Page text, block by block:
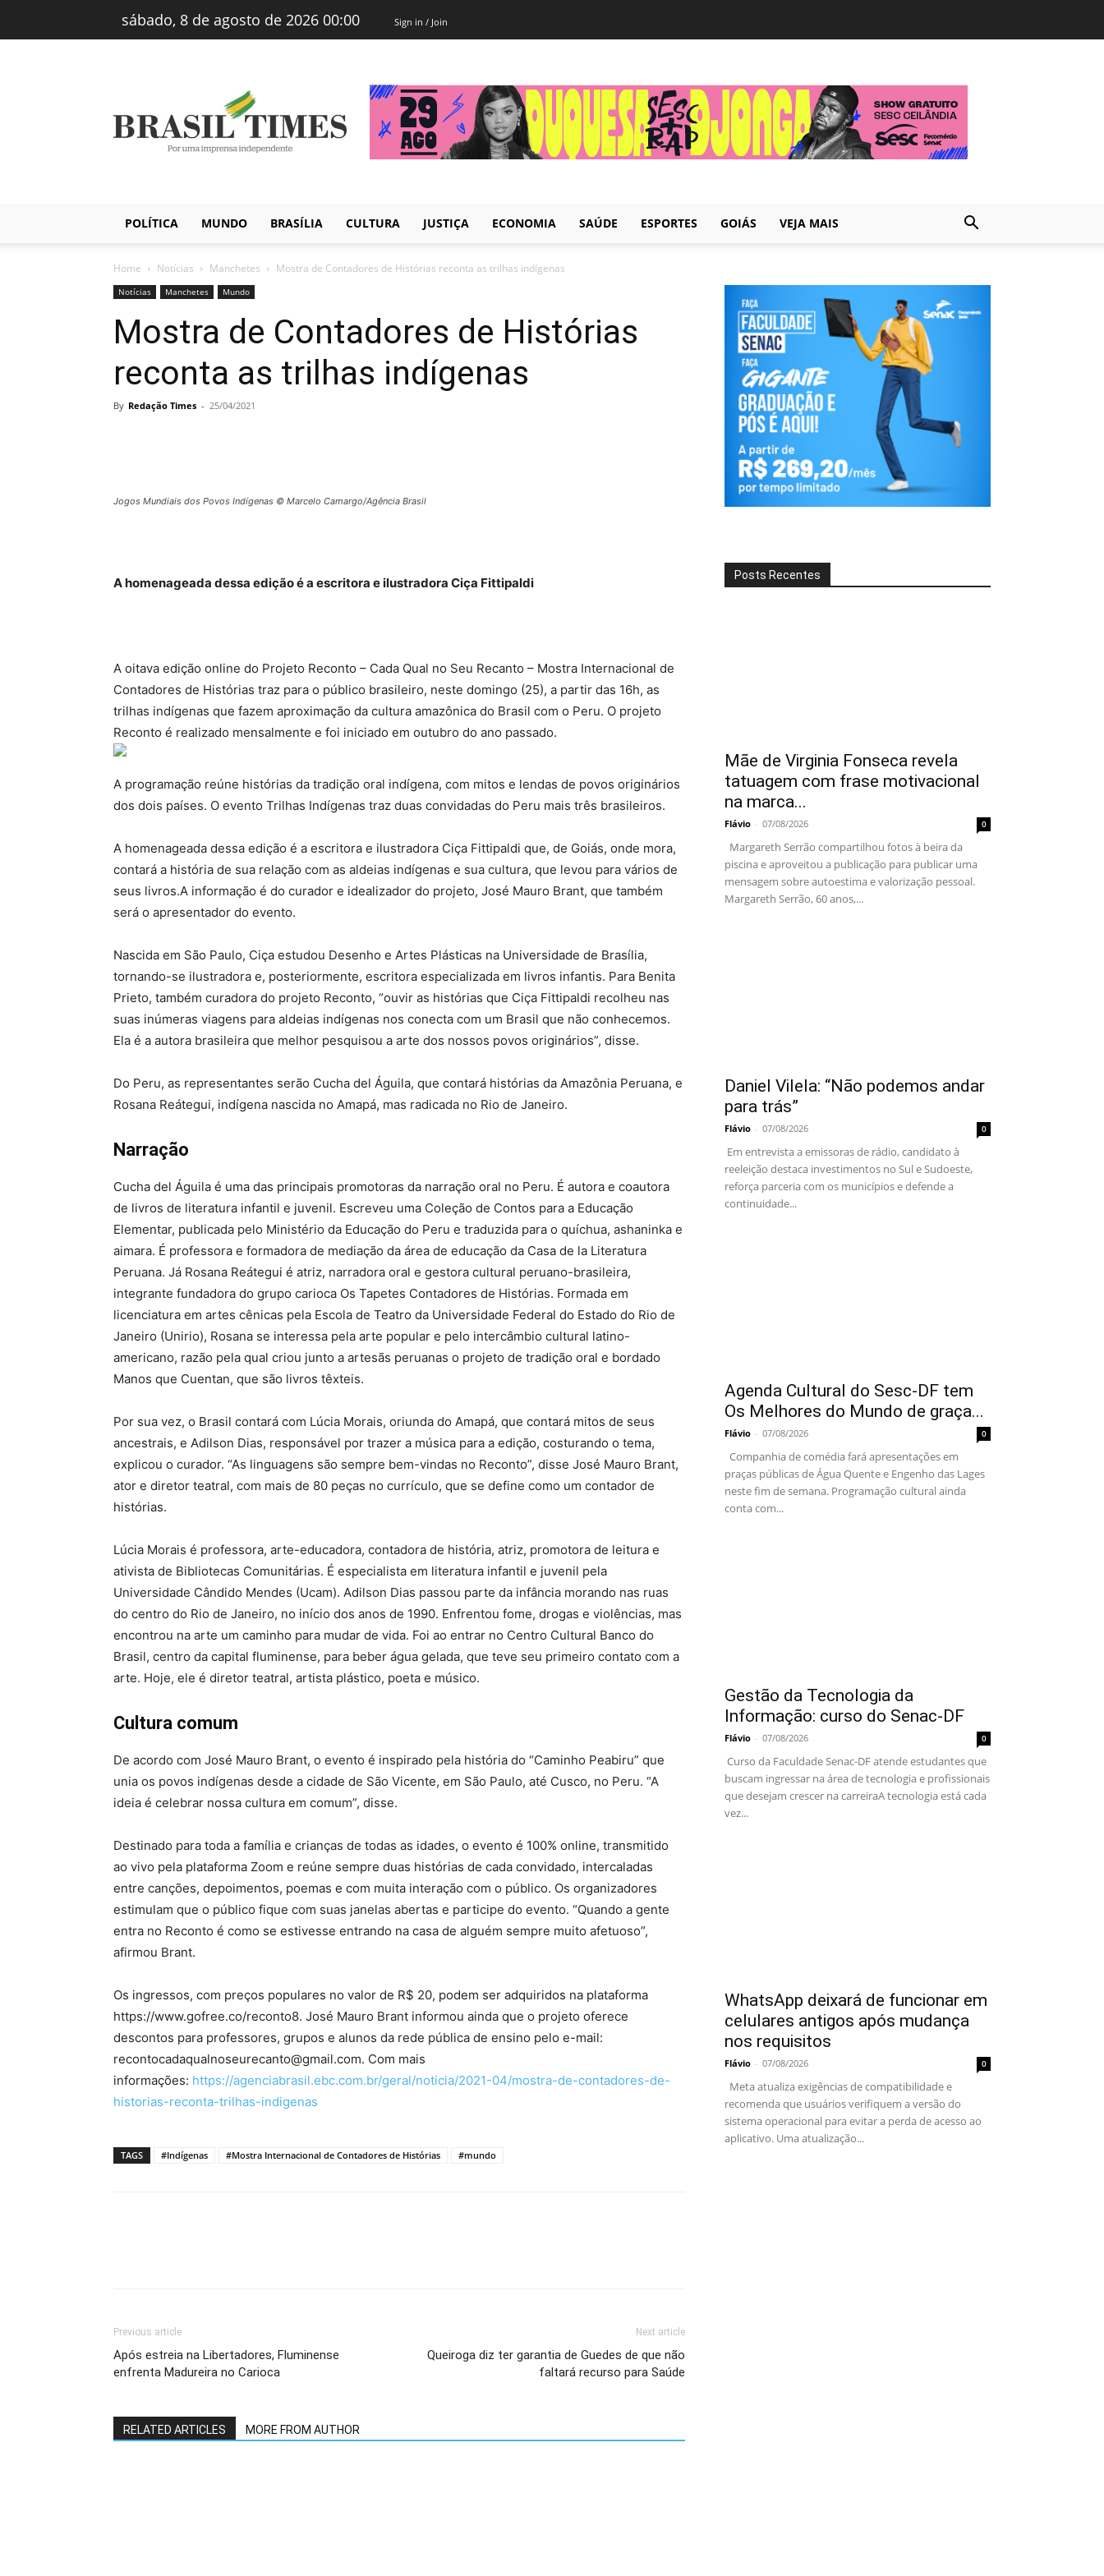
sábado, 8 de agosto de 2026 00:00 Sign in / Join
Brasiltimes
–
Notícias
POLÍTICA MUNDO BRASÍLIA CULTURA JUSTIÇA ECONOMIA SAÚDE ESPORTES GOIÁS VEJA MAIS
Home Notícias Manchetes Mostra de Contadores de Histórias reconta as trilhas indígenas
Notícias Manchetes Mundo
Mostra de Contadores de Histórias
reconta as trilhas indígenas
By Redação Times - 25/04/2021
Jogos Mundiais dos Povos Indígenas © Marcelo Camargo/Agência Brasil
A homenageada dessa edição é a escritora e ilustradora Ciça Fittipaldi
A oitava edição online do Projeto Reconto – Cada Qual no Seu Recanto – Mostra Internacional de
Contadores de Histórias traz para o público brasileiro, neste domingo (25), a partir das 16h, as
trilhas indígenas que fazem aproximação da cultura amazônica do Brasil com o Peru. O projeto
Reconto é realizado mensalmente e foi iniciado em outubro do ano passado.
A programação reúne histórias da tradição oral indígena, com mitos e lendas de povos originários
dos dois países. O evento Trilhas Indígenas traz duas convidadas do Peru mais três brasileiros.
A homenageada dessa edição é a escritora e ilustradora Ciça Fittipaldi que, de Goiás, onde mora,
contará a história de sua relação com as aldeias indígenas e sua cultura, que levou para vários de
seus livros.A informação é do curador e idealizador do projeto, José Mauro Brant, que também
será o apresentador do evento.
Nascida em São Paulo, Ciça estudou Desenho e Artes Plásticas na Universidade de Brasília,
tornando-se ilustradora e, posteriormente, escritora especializada em livros infantis. Para Benita
Prieto, também curadora do projeto Reconto, “ouvir as histórias que Ciça Fittipaldi recolheu nas
suas inúmeras viagens para aldeias indígenas nos conecta com um Brasil que não conhecemos.
Ela é a autora brasileira que melhor pesquisou a arte dos nossos povos originários”, disse.
Do Peru, as representantes serão Cucha del Águila, que contará histórias da Amazônia Peruana, e
Rosana Reátegui, indígena nascida no Amapá, mas radicada no Rio de Janeiro.
Narração
Cucha del Águila é uma das principais promotoras da narração oral no Peru. É autora e coautora
de livros de literatura infantil e juvenil. Escreveu uma Coleção de Contos para a Educação
Elementar, publicada pelo Ministério da Educação do Peru e traduzida para o quíchua, ashaninka e
aimara. É professora e formadora de mediação da área de educação da Casa de la Literatura
Peruana. Já Rosana Reátegui é atriz, narradora oral e gestora cultural peruano-brasileira,
integrante fundadora do grupo carioca Os Tapetes Contadores de Histórias. Formada em
licenciatura em artes cênicas pela Escola de Teatro da Universidade Federal do Estado do Rio de
Janeiro (Unirio), Rosana se interessa pela arte popular e pelo intercâmbio cultural latino-
americano, razão pela qual criou junto a artesãs peruanas o projeto de tradição oral e bordado
Manos que Cuentan, que são livros têxteis.
Por sua vez, o Brasil contará com Lúcia Morais, oriunda do Amapá, que contará mitos de seus
ancestrais, e Adilson Dias, responsável por trazer a música para a edição, costurando o tema,
explicou o curador. “As linguagens são sempre bem-vindas no Reconto”, disse José Mauro Brant,
ator e diretor teatral, com mais de 80 peças no currículo, que se define como um contador de
histórias.
Lúcia Morais é professora, arte-educadora, contadora de história, atriz, promotora de leitura e
ativista de Bibliotecas Comunitárias. É especialista em literatura infantil e juvenil pela
Universidade Cândido Mendes (Ucam). Adilson Dias passou parte da infância morando nas ruas
do centro do Rio de Janeiro, no início dos anos de 1990. Enfrentou fome, drogas e violências, mas
encontrou na arte um caminho para mudar de vida. Foi ao entrar no Centro Cultural Banco do
Brasil, centro da capital fluminense, para beber água gelada, que teve seu primeiro contato com a
arte. Hoje, ele é diretor teatral, artista plástico, poeta e músico.
Cultura comum
De acordo com José Mauro Brant, o evento é inspirado pela história do “Caminho Peabiru” que
unia os povos indígenas desde a cidade de São Vicente, em São Paulo, até Cusco, no Peru. “A
ideia é celebrar nossa cultura em comum”, disse.
Destinado para toda a família e crianças de todas as idades, o evento é 100% online, transmitido
ao vivo pela plataforma Zoom e reúne sempre duas histórias de cada convidado, intercaladas
entre canções, depoimentos, poemas e com muita interação com o público. Os organizadores
estimulam que o público fique com suas janelas abertas e participe do evento. “Quando a gente
entra no Reconto é como se estivesse entrando na casa de alguém sempre muito afetuoso”,
afirmou Brant.
Os ingressos, com preços populares no valor de R$ 20, podem ser adquiridos na plataforma
https://www.gofree.co/reconto8. José Mauro Brant informou ainda que o projeto oferece
descontos para professores, grupos e alunos da rede pública de ensino pelo e-mail:
recontocadaqualnoseurecanto@gmail.com. Com mais
informações: https://agenciabrasil.ebc.com.br/geral/noticia/2021-04/mostra-de-contadores-de-
historias-reconta-trilhas-indigenas
TAGS #Indígenas #Mostra Internacional de Contadores de Histórias #mundo
Previous article
Após estreia na Libertadores, Fluminense
enfrenta Madureira no Carioca
Next article
Queiroga diz ter garantia de Guedes de que não
faltará recurso para Saúde
RELATED ARTICLES MORE FROM AUTHOR
Posts Recentes
Mãe de Virginia Fonseca revela
tatuagem com frase motivacional
na marca...
Flávio - 07/08/2026 0
Margareth Serrão compartilhou fotos à beira da
piscina e aproveitou a publicação para publicar uma
mensagem sobre autoestima e valorização pessoal.
Margareth Serrão, 60 anos,...
Daniel Vilela: “Não podemos andar
para trás”
Flávio - 07/08/2026 0
Em entrevista a emissoras de rádio, candidato à
reeleição destaca investimentos no Sul e Sudoeste,
reforça parceria com os municípios e defende a
continuidade...
Agenda Cultural do Sesc-DF tem
Os Melhores do Mundo de graça...
Flávio - 07/08/2026 0
Companhia de comédia fará apresentações em
praças públicas de Água Quente e Engenho das Lages
neste fim de semana. Programação cultural ainda
conta com...
Gestão da Tecnologia da
Informação: curso do Senac-DF
Flávio - 07/08/2026 0
Curso da Faculdade Senac-DF atende estudantes que
buscam ingressar na área de tecnologia e profissionais
que desejam crescer na carreiraA tecnologia está cada
vez...
WhatsApp deixará de funcionar em
celulares antigos após mudança
nos requisitos
Flávio - 07/08/2026 0
Meta atualiza exigências de compatibilidade e
recomenda que usuários verifiquem a versão do
sistema operacional para evitar a perda de acesso ao
aplicativo. Uma atualização...